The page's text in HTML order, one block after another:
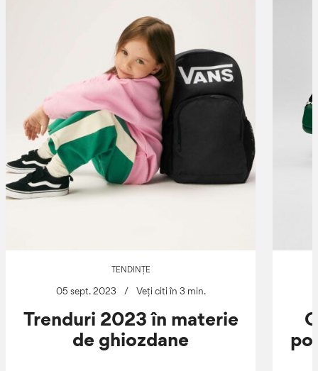
TENDINȚE
05 sept. 2023 / Veți citi în 3 min.
Trenduri 2023 în materie
de ghiozdane